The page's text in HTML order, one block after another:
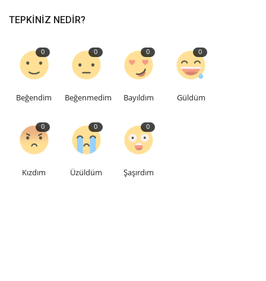
TEPKINIZ NEDIR?
0
Beğendim
0
Beğenmedim
0
Bayıldım
0
Güldüm
0
Kızdım
0
Üzüldüm
0
Şaşırdım